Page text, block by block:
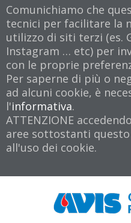
Comunichiamo che
tecnici per facilitare la
utilizzo di siti terzi (es.
Instagram … etc) per
con le proprie
Per saperne di più o
ad alcuni cookie, è
l'informativa.
ATTENZIONE
aree sottostanti
all'uso dei cookie.